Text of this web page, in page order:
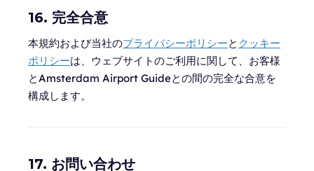
16. 完全合意
本規約および当社のプライバシーポリシーと クッキー
ポリシーは、ウェブサイトのご利用に関して、お客様
とAmsterdam Airport Guideとの間の完全な合意を
構成します。
17. お問い合わせ